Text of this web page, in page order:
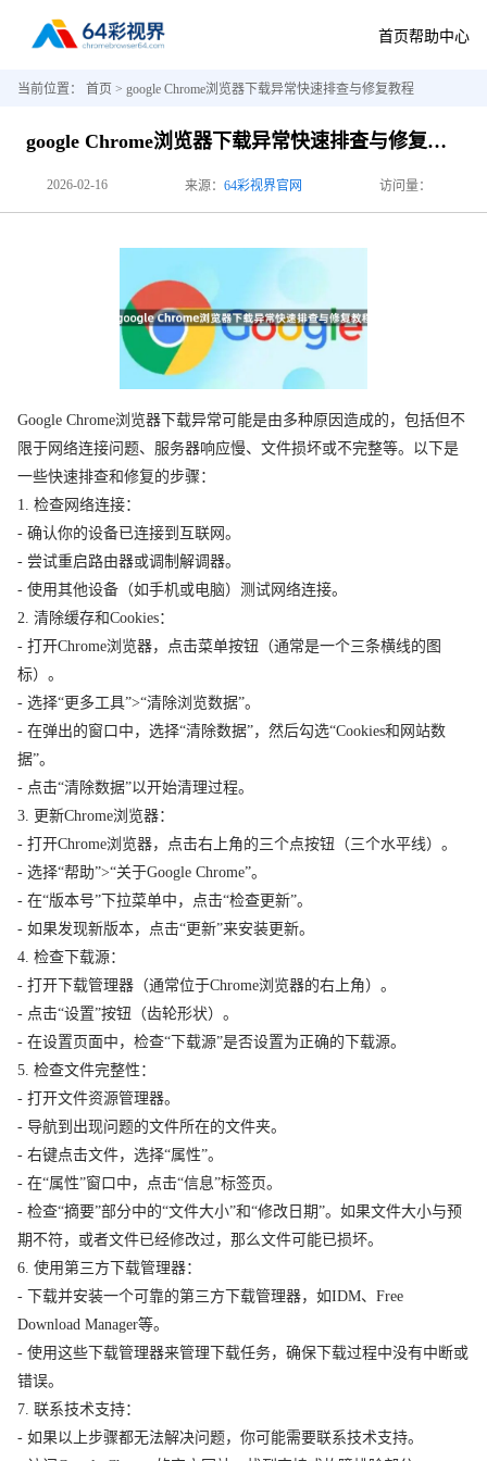
首页帮助中心
当前位置： 首页 > google Chrome浏览器下载异常快速排查与修复教程
google Chrome浏览器下载异常快速排查与修复教程
2026-02-16 来源： 64彩视界官网 访问量：
Google Chrome浏览器下载异常可能是由多种原因造成的，包括但不
限于网络连接问题、服务器响应慢、文件损坏或不完整等。以下是
一些快速排查和修复的步骤：
1. 检查网络连接：
- 确认你的设备已连接到互联网。
- 尝试重启路由器或调制解调器。
- 使用其他设备（如手机或电脑）测试网络连接。
2. 清除缓存和Cookies：
- 打开Chrome浏览器，点击菜单按钮（通常是一个三条横线的图
标）。
- 选择“更多工具”>“清除浏览数据”。
- 在弹出的窗口中，选择“清除数据”，然后勾选“Cookies和网站数
据”。
- 点击“清除数据”以开始清理过程。
3. 更新Chrome浏览器：
- 打开Chrome浏览器，点击右上角的三个点按钮（三个水平线）。
- 选择“帮助”>“关于Google Chrome”。
- 在“版本号”下拉菜单中，点击“检查更新”。
- 如果发现新版本，点击“更新”来安装更新。
4. 检查下载源：
- 打开下载管理器（通常位于Chrome浏览器的右上角）。
- 点击“设置”按钮（齿轮形状）。
- 在设置页面中，检查“下载源”是否设置为正确的下载源。
5. 检查文件完整性：
- 打开文件资源管理器。
- 导航到出现问题的文件所在的文件夹。
- 右键点击文件，选择“属性”。
- 在“属性”窗口中，点击“信息”标签页。
- 检查“摘要”部分中的“文件大小”和“修改日期”。如果文件大小与预
期不符，或者文件已经修改过，那么文件可能已损坏。
6. 使用第三方下载管理器：
- 下载并安装一个可靠的第三方下载管理器，如IDM、Free
Download Manager等。
- 使用这些下载管理器来管理下载任务，确保下载过程中没有中断或
错误。
7. 联系技术支持：
- 如果以上步骤都无法解决问题，你可能需要联系技术支持。